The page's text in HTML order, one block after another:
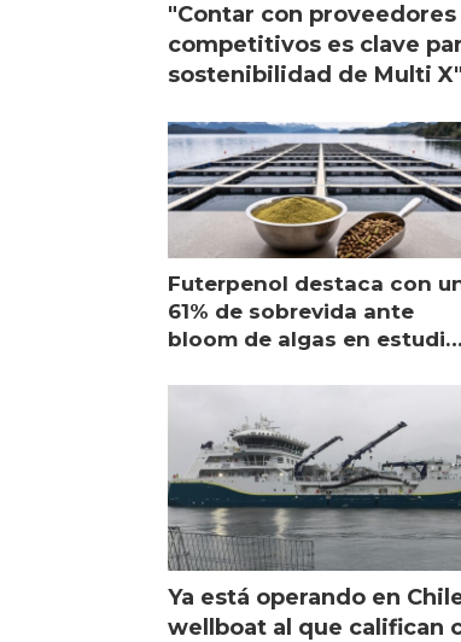
"Contar con proveedores
competitivos es clave
sostenibilidad de Multi X"
Futerpenol destaca con
61% de sobrevida ante
bloom de algas en estudio
Ya está operando en
wellboat al que califican